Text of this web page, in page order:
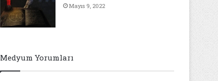
Mayıs 9, 2022
Medyum Yorumları